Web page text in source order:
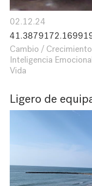
02.12.24
Cambio
Crecimiento
Inteligencia
Vida
Ligero de